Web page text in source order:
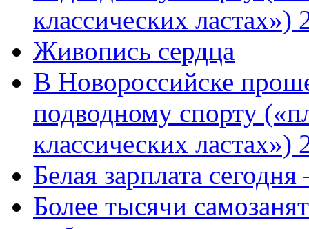
классических
Живопись сердца
В Новороссийске
подводному спорту
классических ластах»)
Белая зарплата
Более тысячи